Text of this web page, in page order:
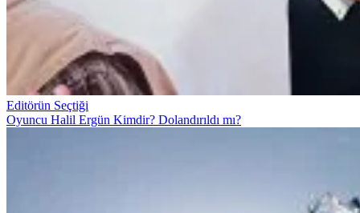
Editörün Seçtiği
Oyuncu Halil Ergün Kimdir? Dolandırıldı mı?